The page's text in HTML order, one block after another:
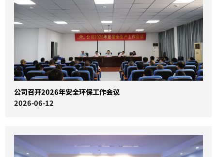
公司召开2026年安全环保工作会议
2026-06-12